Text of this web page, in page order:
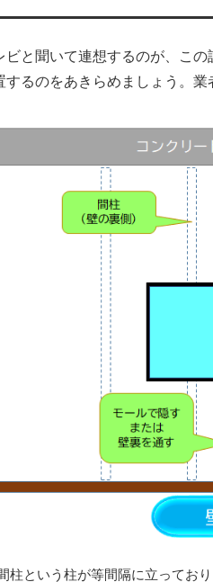
ビと聞いて連想するのが、こ
するのをあきらめましょう。
柱という柱が等間隔に立ってお